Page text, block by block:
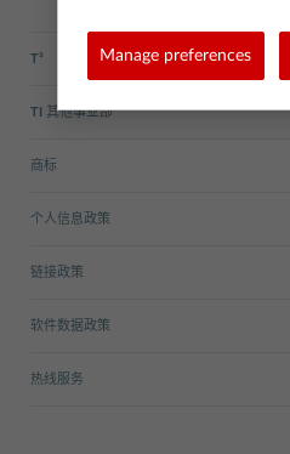
T³
TI 其他事业部
商标
个人信息政策
链接政策
软件数据政策
热线服务
Manage preferences